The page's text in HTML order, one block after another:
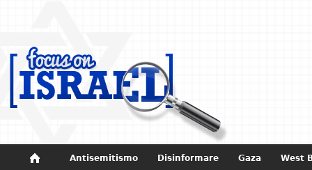
Antisemitismo Disinformare Gaza West